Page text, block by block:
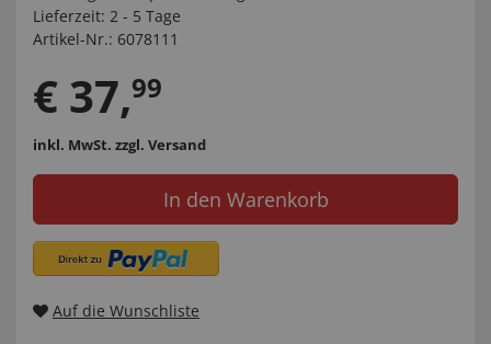
Lieferzeit: 2 - 5 Tage
Artikel-Nr.: 6078111
€ 37,99
inkl. MwSt. zzgl. Versand
In den Warenkorb
Auf die Wunschliste